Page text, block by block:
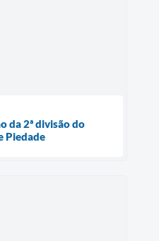
da 2ª divisão do
Piedade